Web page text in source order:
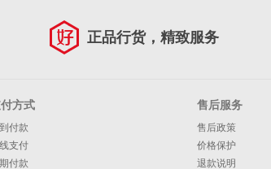
正品行货，精致服务
方式
付款
支付
付款
售后服务
售后政策
价格保护
退款说明